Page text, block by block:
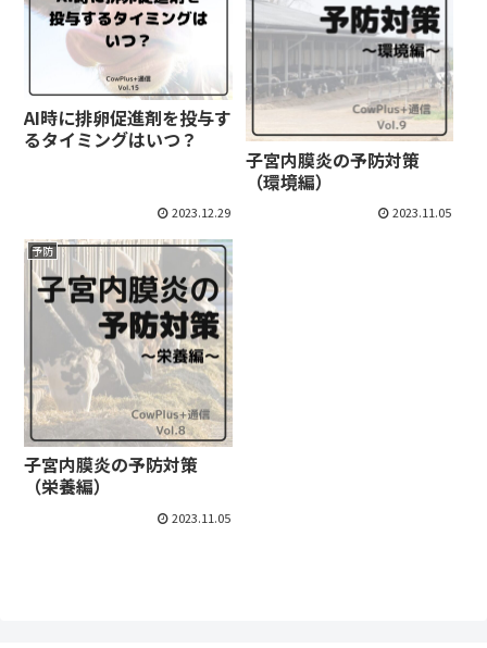
AI時に排卵促進剤を投与す
るタイミングはいつ？
2023.12.29
子宮内膜炎の予防対策
（環境編）
2023.11.05
予防
子宮内膜炎の予防対策
（栄養編）
2023.11.05